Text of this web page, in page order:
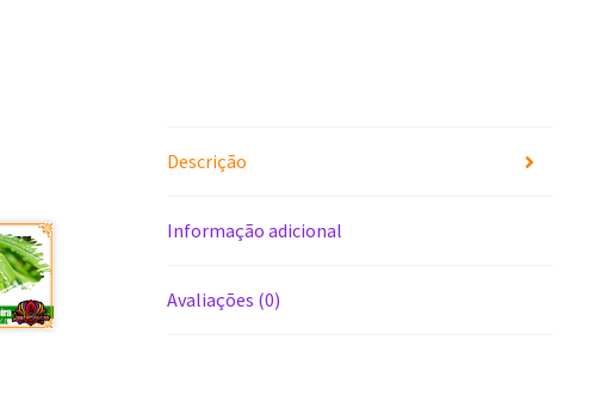
Descrição
Informação adicional
Avaliações (0)